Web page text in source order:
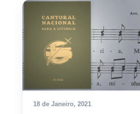
18 de Janeiro, 2021
p
t
C
o
n
t
s